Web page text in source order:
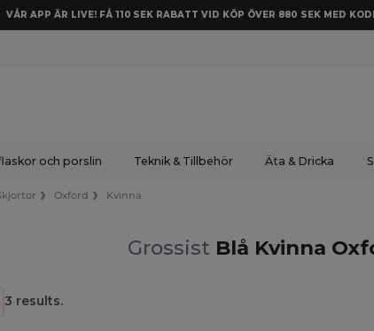
VÅR APP ÄR LIVE! FÅ 110 SEK RABATT VID KÖP ÖVER 880 SEK MED
och porslin Teknik & Tillbehör Äta & Dricka
Oxford Kvinna
Grossist Blå Kvinna
3 results.